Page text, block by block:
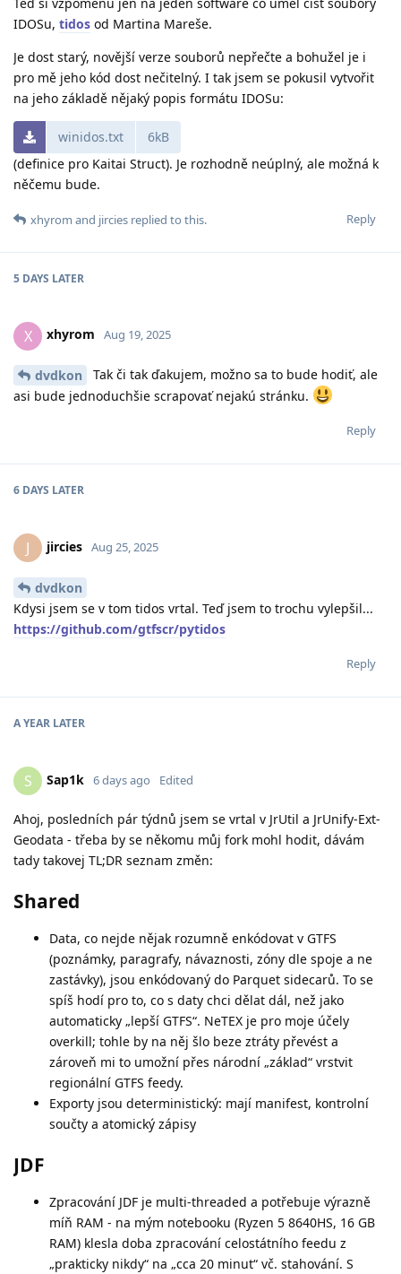
IDOSu, tidos od Martina Mareše.
Je dost starý, novější verze souborů nepřečte a bohužel je i
pro mě jeho kód dost nečitelný. I tak jsem se pokusil vytvořit
na jeho základě nějaký popis formátu IDOSu:
winidos.txt
6kB
(definice pro Kaitai Struct). Je rozhodně neúplný, ale možná k
něčemu bude.
Reply
xhyrom and jircies replied to this.
5 DAYS LATER
X xhyrom Aug 19, 2025
dvdkon
Tak či tak ďakujem, možno sa to bude hodiť, ale
asi bude jednoduchšie scrapovať nejakú stránku.
Reply
6 DAYS LATER
J jircies Aug 25, 2025
dvdkon
Kdysi jsem se v tom tidos vrtal. Teď jsem to trochu vylepšil...
https://github.com/gtfscr/pytidos
Reply
A YEAR LATER
S Sap1k 6 days ago Edited
Ahoj, posledních pár týdnů jsem se vrtal v JrUtil a JrUnify-Ext-
Geodata - třeba by se někomu můj fork mohl hodit, dávám
tady takovej TL;DR seznam změn:
Shared
Data, co nejde nějak rozumně enkódovat v GTFS
(poznámky, paragrafy, návaznosti, zóny dle spoje a ne
zastávky), jsou enkódovaný do Parquet sidecarů. To se
spíš hodí pro to, co s daty chci dělat dál, než jako
automaticky „lepší GTFS“. NeTEX je pro moje účely
overkill; tohle by na něj šlo beze ztráty převést a
zároveň mi to umožní přes národní „základ“ vrstvit
regionální GTFS feedy.
Exporty jsou deterministický: mají manifest, kontrolní
součty a atomický zápisy
JDF
Zpracování JDF je multi-threaded a potřebuje výrazně
míň RAM - na mým notebooku (Ryzen 5 8640HS, 16 GB
RAM) klesla doba zpracování celostátního feedu z
„prakticky nikdy“ na „cca 20 minut“ vč. stahování. S